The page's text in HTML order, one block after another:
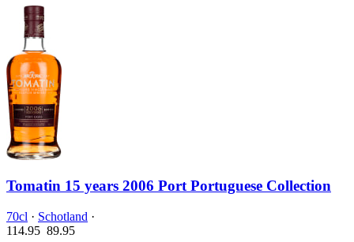
Tomatin 15 years 2006 Port Portuguese Collection
70cl · Schotland ·
114.95 89.95